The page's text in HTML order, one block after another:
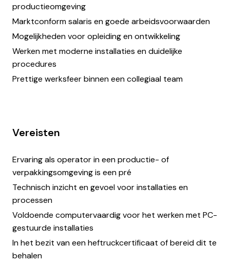
productieomgeving
Marktconform salaris en goede arbeidsvoorwaarden
Mogelijkheden voor opleiding en ontwikkeling
Werken met moderne installaties en duidelijke
procedures
Prettige werksfeer binnen een collegiaal team
Vereisten
Ervaring als operator in een productie- of
verpakkingsomgeving is een pré
Technisch inzicht en gevoel voor installaties en
processen
Voldoende computervaardig voor het werken met PC-
gestuurde installaties
In het bezit van een heftruckcertificaat of bereid dit te
behalen